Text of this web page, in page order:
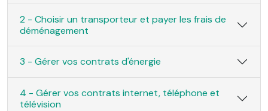
2 - Choisir un transporteur et payer les frais de
déménagement
3 - Gérer vos contrats d'énergie
4 - Gérer vos contrats internet, téléphone et
télévision